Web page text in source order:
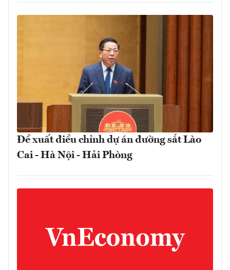
Đề xuất điều chỉnh dự án đường sắt Lào
Cai - Hà Nội - Hải Phòng